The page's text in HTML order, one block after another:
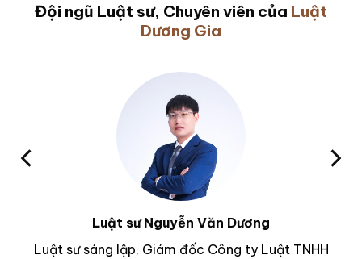
Đội ngũ Luật sư, Chuyên viên của Luật
Dương Gia
Luật sư Nguyễn Văn Dương
Luật sư sáng lập, Giám đốc Công ty Luật TNHH